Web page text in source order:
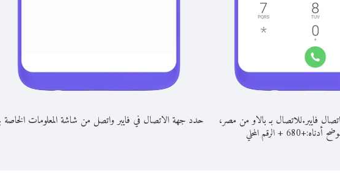
فايبر.للاتصال بـ بالاو من مصر،
أدناه:+
680
+الرقم المحلي
حدد جهة الاتصال في فايبر واتصل من شاشة المعلومات الخاصة